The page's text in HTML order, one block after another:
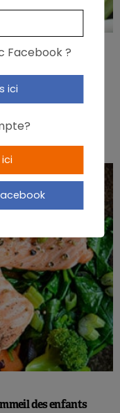
un AVC
le régime MIND
des enfants
Facebook ?
ici